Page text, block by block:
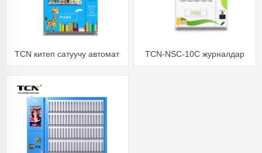
TCN китеп сатуучу автомат
TCN-NSC-10C журналдар